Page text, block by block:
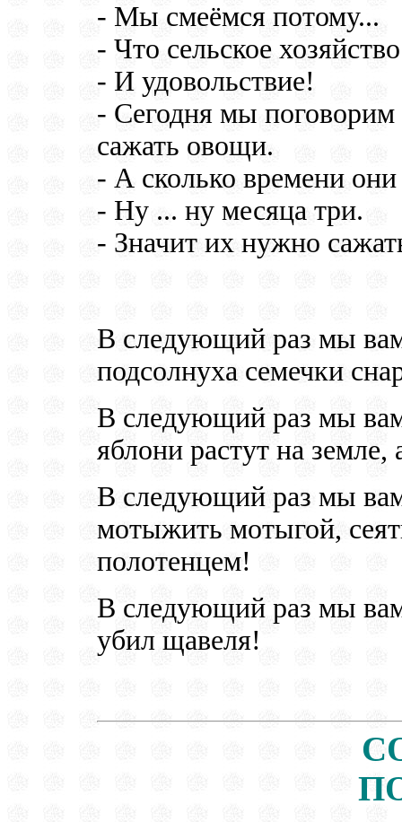
- Мы смеёмся потому...
- Что сельское
- И удовольствие!
- Сегодня мы поговорим
сажать овощи.
- А сколько времени они
- Ну ... ну месяца три.
- Значит их нужно
В следующий раз мы
подсолнуха семечки
В следующий раз мы
яблони растут на
В следующий раз мы
мотыжить мотыгой,
полотенцем!
В следующий раз мы
убил щавеля!